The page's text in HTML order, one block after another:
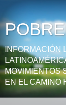
INFORMACIÓN
MOVIMIENTOS
EN EL CAMINO